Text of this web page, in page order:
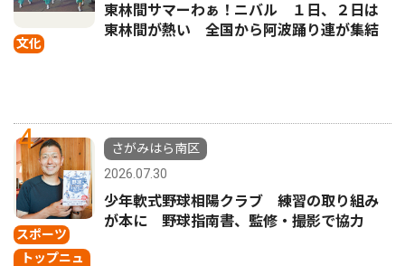
文化
東林間サマーわぁ！ニバル １日、２日は
東林間が熱い 全国から阿波踊り連が集結
4
スポーツ
トップニュ
さがみはら南区
2026.07.30
少年軟式野球相陽クラブ 練習の取り組み
が本に 野球指南書、監修・撮影で協力